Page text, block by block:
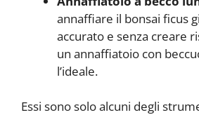
annaffiare il bonsai ficus
accurato e senza creare
un annaffiatoio con
l’ideale.
Essi sono solo alcuni degli